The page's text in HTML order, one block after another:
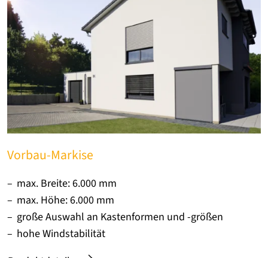
Vorbau-Markise
max. Breite: 6.000 mm
max. Höhe: 6.000 mm
große Auswahl an Kastenformen und -größen
hohe Windstabilität